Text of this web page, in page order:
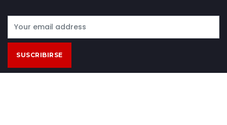
SUSCRIBIRSE